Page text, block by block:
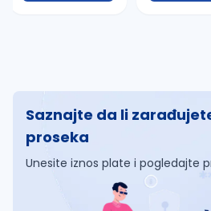
Saznajte da li
proseka
Unesite iznos plate i pogledajte